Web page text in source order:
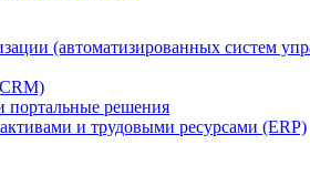
(автоматизированных систем
портальные решения
и трудовыми ресурсами (ERP)